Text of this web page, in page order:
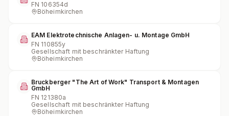
FN 106354d
Böheimkirchen
EAM Elektrotechnische Anlagen- u. Montage GmbH
FN 110855y
Gesellschaft mit beschränkter Haftung
Böheimkirchen
Bruckberger "The Art of Work" Transport & Montagen
GmbH
FN 121380a
Gesellschaft mit beschränkter Haftung
Böheimkirchen